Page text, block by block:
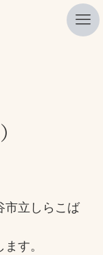
市立しらこば
す。